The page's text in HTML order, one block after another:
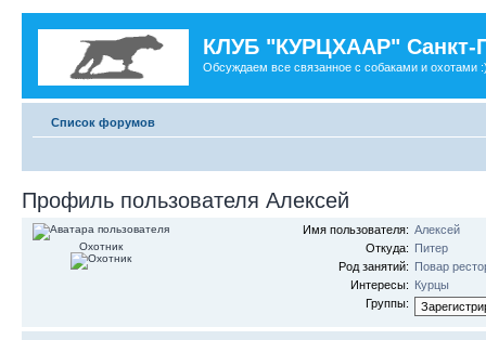
КЛУБ "КУРЦХААР" Санкт-
Обсуждаем все связанное с собаками и охотами
Список форумов
Профиль пользователя Алексей
Охотник
Имя пользователя: Алексей
Откуда: Питер
Род занятий: Повар
Интересы: Курцы
Группы: